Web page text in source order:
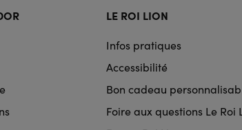
LE ROI LION
Infos pratiques
Accessibilité
Bon cadeau
Foire aux questions Le Roi